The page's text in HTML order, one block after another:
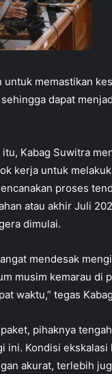
memastikan
dapat
Kabag Suwitra
kerja untuk
proses
atau akhir Juli
dimulai.
mendesak
musim kemarau di
waktu,” tegas
pihaknya
ini. Kondisi
akurat, terlebih